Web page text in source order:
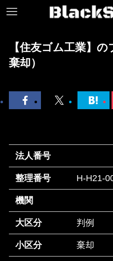
【住友ゴム工業】
棄却）
法人番号
整理番号 H-H21-
機関
大区分 判例
小区分 棄却